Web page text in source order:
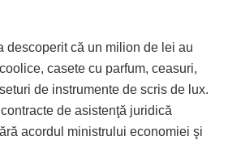
descoperit că un milion de lei au
casete cu parfum, ceasuri,
de instrumente de scris de lux.
de asistenţă juridică
acordul ministrului economiei şi